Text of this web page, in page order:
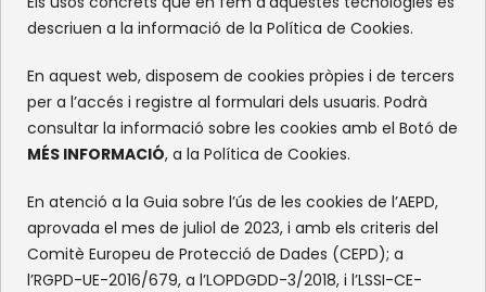
descriuen a la informació de la Política de Cookies.
En aquest web, disposem de cookies pròpies i de tercers
per a l’accés i registre al formulari dels usuaris. Podrà
consultar la informació sobre les cookies amb el Botó de
MÉS INFORMACIÓ, a la Política de Cookies.
En atenció a la Guia sobre l’ús de les cookies de l’AEPD,
aprovada el mes de juliol de 2023, i amb els criteris del
Comitè Europeu de Protecció de Dades (CEPD); a
l’RGPD-UE-2016/679, a l’LOPDGDD-3/2018, i l’LSSI-CE-
XARXES SOCIALS